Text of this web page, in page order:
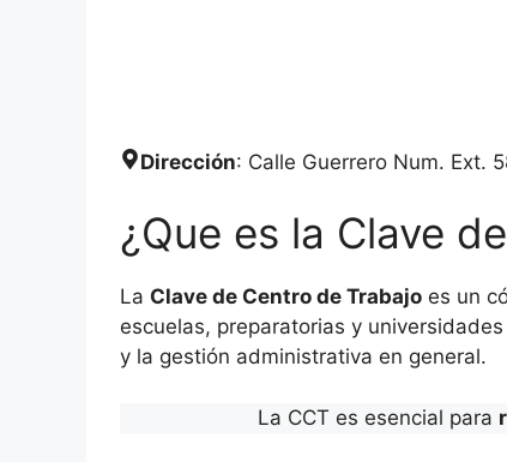
Dirección: Calle Guerrero Num. Ext.
¿Que es la Clave
La Clave de Centro de Trabajo es un
escuelas, preparatorias y
y la gestión administrativa en general.
La CCT es esencial para